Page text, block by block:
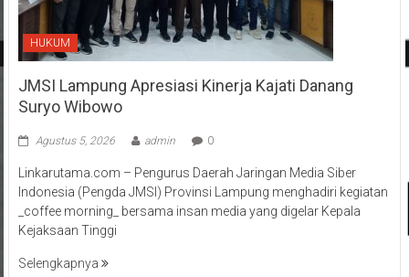
HUKUM
JMSI Lampung Apresiasi Kinerja Kajati Danang
Suryo Wibowo
Agustus 5, 2026 admin 0
Linkarutama.com – Pengurus Daerah Jaringan Media Siber
Indonesia (Pengda JMSI) Provinsi Lampung menghadiri kegiatan
_coffee morning_ bersama insan media yang digelar Kepala
Kejaksaan Tinggi
Selengkapnya